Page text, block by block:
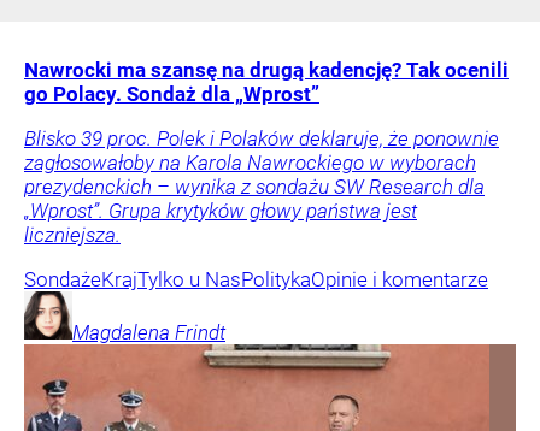
Nawrocki ma szansę na drugą kadencję? Tak ocenili
go Polacy. Sondaż dla „Wprost”
Blisko 39 proc. Polek i Polaków deklaruje, że ponownie
zagłosowałoby na Karola Nawrockiego w wyborach
prezydenckich – wynika z sondażu SW Research dla
„Wprost”. Grupa krytyków głowy państwa jest
liczniejsza.
SondażeKrajTylko u NasPolitykaOpinie i komentarze
Magdalena Frindt